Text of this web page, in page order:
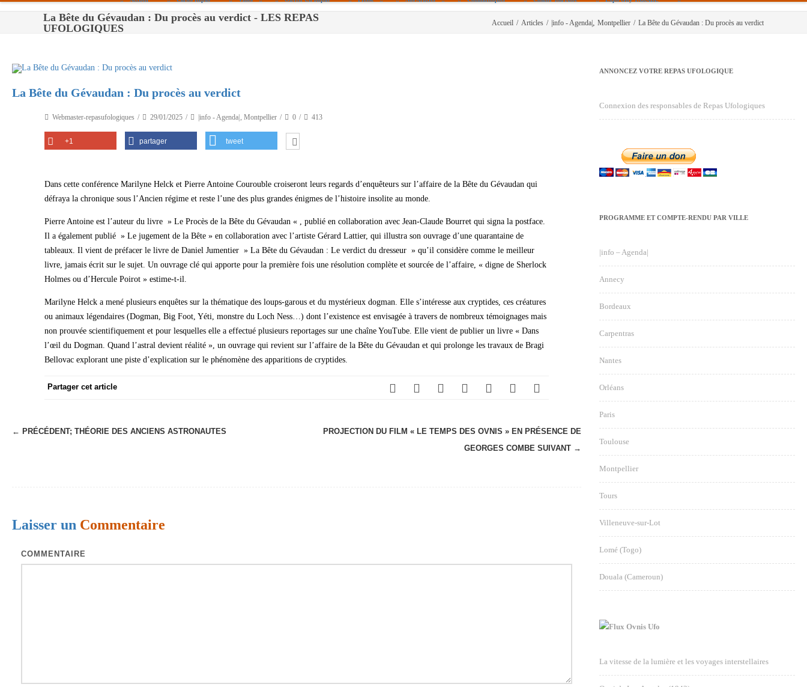
Paris
Montpellier
Nantes
Carpentras
Strasbourg
La Bête du Gévaudan : Du procès au verdict - LES REPAS
UFOLOGIQUES
Accueil / Articles / |info - Agenda| Montpellier / La Bête du Gévaudan : Du procès au verdict
La Bête du Gévaudan : Du procès au verdict
Webmaster-repasufologiques 29/01/2025 |info - Agenda| , Montpellier 0 413
+1 partager tweet
Dans cette conférence Marilyne Helck et Pierre Antoine Courouble croiseront leurs regards d’enquêteurs sur l’affaire de la Bête du Gévaudan qui
défraya la chronique sous l’Ancien régime et reste l’une des plus grandes énigmes de l’histoire insolite au monde.
Pierre Antoine est l’auteur du livre » Le Procès de la Bête du Gévaudan « , publié en collaboration avec Jean-Claude Bourret qui signa la postface.
Il a également publié » Le jugement de la Bête » en collaboration avec l’artiste Gérard Lattier, qui illustra son ouvrage d’une quarantaine de
tableaux. Il vient de préfacer le livre de Daniel Jumentier » La Bête du Gévaudan : Le verdict du dresseur » qu’il considère comme le meilleur
livre, jamais écrit sur le sujet. Un ouvrage clé qui apporte pour la première fois une résolution complète et sourcée de l’affaire, « digne de Sherlock
Holmes ou d’Hercule Poirot » estime-t-il.
Marilyne Helck a mené plusieurs enquêtes sur la thématique des loups-garous et du mystérieux dogman. Elle s’intéresse aux cryptides, ces créatures
ou animaux légendaires (Dogman, Big Foot, Yéti, monstre du Loch Ness…) dont l’existence est envisagée à travers de nombreux témoignages mais
non prouvée scientifiquement et pour lesquelles elle a effectué plusieurs reportages sur une chaîne YouTube. Elle vient de publier un livre « Dans
l’œil du Dogman. Quand l’astral devient réalité », un ouvrage qui revient sur l’affaire de la Bête du Gévaudan et qui prolonge les travaux de Bragi
Bellovac explorant une piste d’explication sur le phénomène des apparitions de cryptides.
Partager cet article
N
a
← PRÉCÉDENT; THÉORIE DES ANCIENS ASTRONAUTES
PROJECTION DU FILM « LE TEMPS DES OVNIS » EN PRÉSENCE DE
GEORGES COMBE SUIVANT →
Laisser un Commentaire
COMMENTAIRE
ANNONCEZ VOTRE REPAS UFOLOGIQUE
Connexion des responsables de Repas Ufologiques
PROGRAMME ET COMPTE-RENDU PAR VILLE
|info – Agenda|
Annecy
Bordeaux
Carpentras
Nantes
Orléans
Paris
Toulouse
Montpellier
Tours
Villeneuve-sur-Lot
Lomé (Togo)
Douala (Cameroun)
Ovnis Ufo
La vitesse de la lumière et les voyages interstellaires